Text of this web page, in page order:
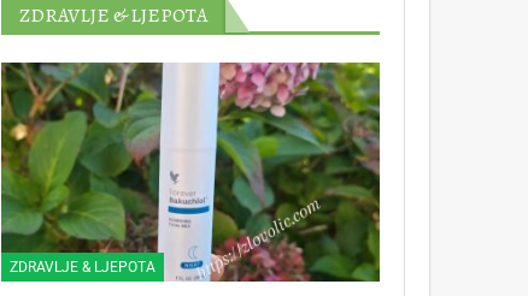
ZDRAVLJE & LJEPOTA
ZDRAVLJE & LJEPOTA